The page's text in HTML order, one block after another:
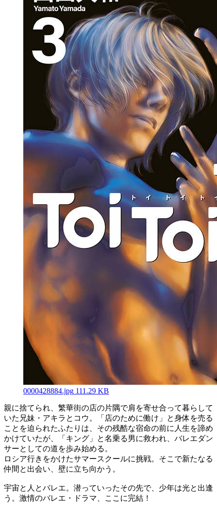
0000428884.jpg 111.29 KB
親に捨てられ、繁華街の店の片隅で肩を寄せ合って暮らして
いた兄妹・アキラとコウ。「店のために働け」と身体を売る
ことを迫られたふたりは、その残酷な宿命の前に人生を諦め
かけていたが、「キング」と名乗る男に救われ、バレエダン
サーとしての道を歩み始める。
ロシア行きをかけたサマースクールに挑戦。そこで新たなる
仲間と出会い、壁に立ち向かう。
宇宙と人とバレエ。潜っていったその先で、少年は光と出逢
う。激情のバレエ・ドラマ、ここに完結！